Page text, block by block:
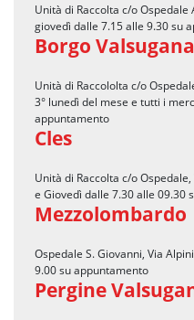
Unità di Raccolta c/o
giovedì dalle 7.15 alle 9.30 su
Borgo Valsugana
Unità di Raccololta c/o
3° lunedì del mese e tutti i
appuntamento
Cles
Unità di Raccolta c/o
e Giovedì dalle 7.30 alle 09.30
Mezzolombardo
Ospedale S. Giovanni, Via
9.00 su appuntamento
Pergine